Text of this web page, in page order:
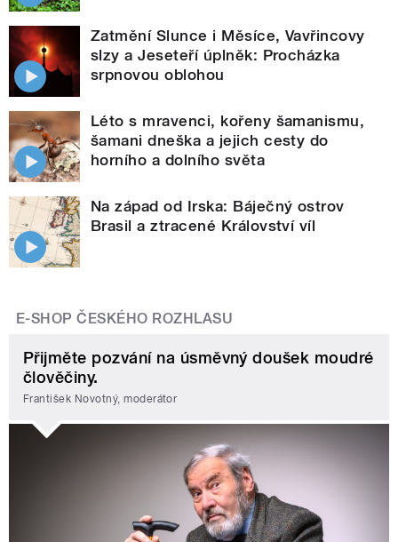
Zatmění Slunce i Měsíce, Vavřincovy
slzy a Jeseteří úplněk: Procházka
srpnovou oblohou
Léto s mravenci, kořeny šamanismu,
šamani dneška a jejich cesty do
horního a dolního světa
Na západ od Irska: Báječný ostrov
Brasil a ztracené Království víl
E-SHOP ČESKÉHO ROZHLASU
Přijměte pozvání na úsměvný doušek moudré
člověčiny.
František Novotný, moderátor